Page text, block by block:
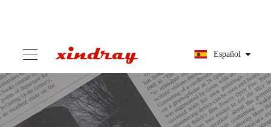
Español